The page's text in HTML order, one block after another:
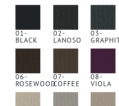
01-
BLACK
02-
LANOSO
03-
06-
ROSEWOOD
07-
COFFEE
08-
VIOLA